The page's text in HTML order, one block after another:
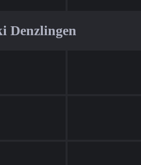
Denzlingen